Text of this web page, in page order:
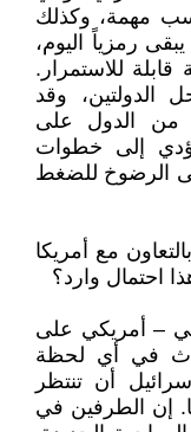
مهمة، وكذلك
رمزياً اليوم،
للاستمرار.
الدولتين، وقد
من الدول على
يؤدي إلى خطوات
الرضوخ للضغط
مع أمريكا
احتمال وارد؟
– أمريكي على
في أي لحظة
أن تنتظر
إن الطرفين في